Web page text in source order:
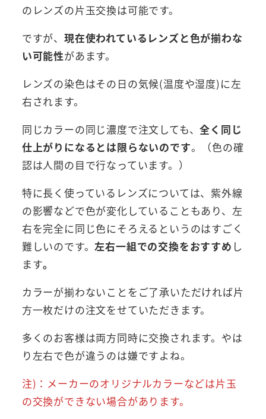
のレンズの片玉交換は可能です。
ですが、 現在使われているレンズと色が揃わな
い可能性があます。
レンズの染色はその日の気候(温度や湿度)に左
右されます。
同じカラーの同じ濃度で注文しても、全く同じ
仕上がりになるとは限らないのです。（色の確
認は人間の目で行なっています。）
特に長く使っているレンズについては、紫外線
の影響などで色が変化していることもあり、左
右を完全に同じ色にそろえるというのはすごく
難しいのです。左右一組での交換をおすすめ し
ます。
カラーが揃わないことをご了承いただければ片
方一枚だけの注文をせていただきます。
多くのお客様は両方同時に交換されます。やは
り左右で色が違うのは嫌ですよね。
注)：メーカーのオリジナルカラーなどは片玉
の交換ができない場合があります。